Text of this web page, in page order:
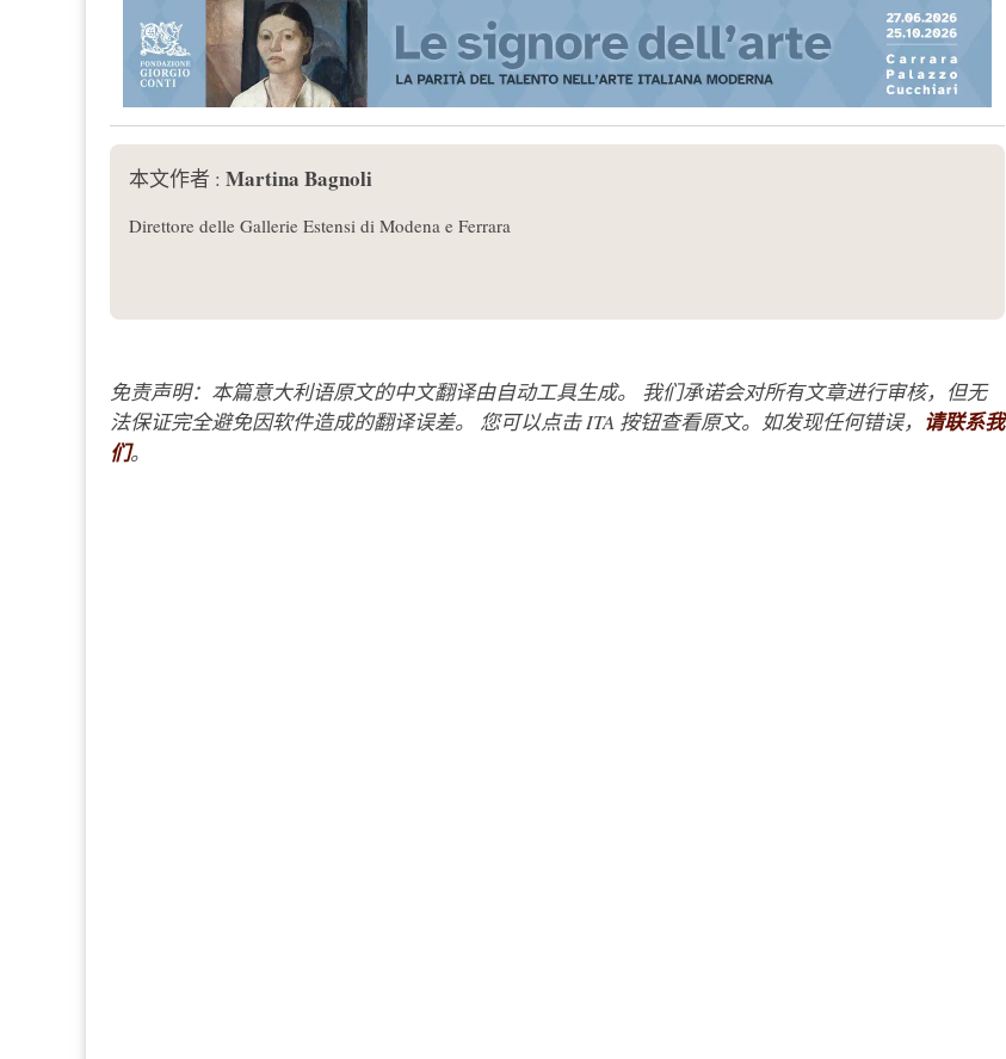
本文作者 : Martina Bagnoli
Direttore delle Gallerie Estensi di Modena e Ferrara
免责声明：本篇意大利语原文的中文翻译由自动工具生成。 我们承诺会对所有文章进行审核，但无
法保证完全避免因软件造成的翻译误差。 您可以点击 ITA 按钮查看原文。如发现任何错误， 请联系我
们。